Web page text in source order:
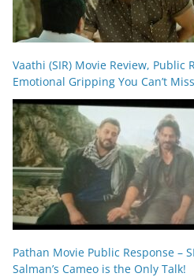
Vaathi (SIR) Movie Review,
Emotional Gripping You Can’t
Pathan Movie Public Response –
Salman’s Cameo is the Only Talk!